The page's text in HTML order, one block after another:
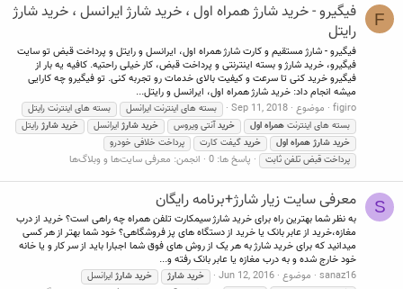
F
فیگیرو - خرید شارژ همراه اول ، خرید شارژ ایرانسل ، خرید شارژ
رایتل
فیگیرو - شارژ مستقیم و کارت شارژ همراه اول، ایرانسل و رایتل و پرداخت قبض تو سایت
فیگیرو، خرید شارژ و بسته اینترنتی و پرداخت قبض، کار خیلی راحتیه. کافیه یه بار از
فیگیرو خرید کنی تا سرعت و کیفیت بالای خدمات رو تجربه کنی. تو فیگیرو چه کارایی
میشه انجام داد: خرید شارژ همراه اول، ایرانسل و رایتل...
figiro موضوع Sep 11, 2018 بسته های اینترنت ایرانسل
بسته های اینترنت رایتل
بسته های اینترنت همراه اول خریدآنتی ویروس خرید شارژ ایرانسل خرید شارژ رایتل
خرید شارژ همراه اول خرید گیفت کارت
پرداخت خلافی خودرو
پرداخت قبض تلفن ثابت
پاسخ ها: 0 انجمن: معرفی سایت‌ها و وبلاگ‌ها
S معرفی سایت زیار شارژ+برنامه رایگان
به نظر شما بهترین راه برای خرید شارژ سیمکارت تلفن همراه چه راهی است؟ خرید از درب
مغازه،خرید از عابر بانک یا خرید از دستگاه های پز فروشگاهی؟ خود شما بهتر از هر کسی
میدانید که برای خرید شارژ به هر یک از روش های فوق شما اجبارا باید از سر کار و یا خانه
خود خارج شده و به درب مغازه یا عابر بانک رفته و...
sanaz16 موضوع Jun 12, 2016 خرید شارژ خرید شارژ ایرانسل